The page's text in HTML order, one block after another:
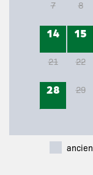
7 8
14 15
21 22
28
29
ancien